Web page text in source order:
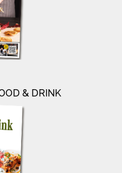
& DRINK